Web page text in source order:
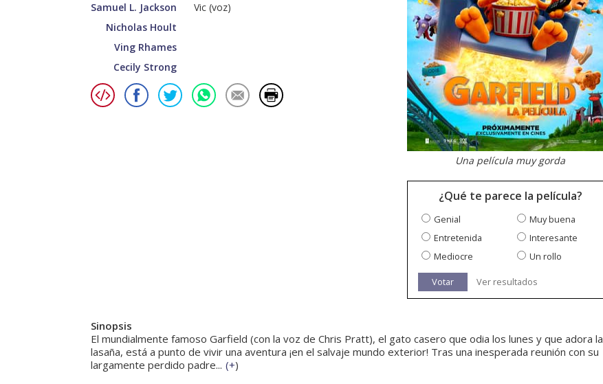
Samuel L. Jackson
Vic (voz)
Nicholas Hoult
Ving Rhames
Cecily Strong
Una película muy gorda
¿Qué te parece la película?
Genial
Muy buena
Entretenida
Interesante
Mediocre
Un rollo
Votar Ver resultados
Sinopsis
El mundialmente famoso Garfield (con la voz de Chris Pratt), el gato casero que odia los lunes y que adora la
lasaña, está a punto de vivir una aventura ¡en el salvaje mundo exterior! Tras una inesperada reunión con su
largamente perdido padre... (+)